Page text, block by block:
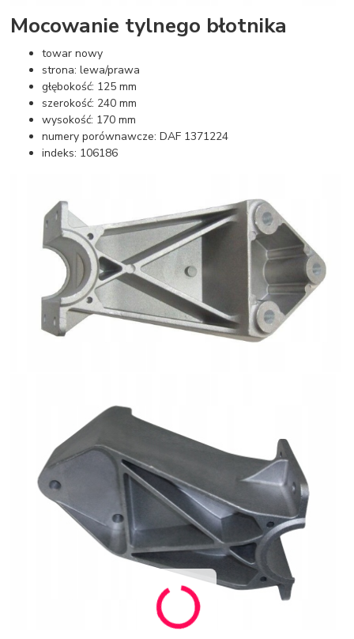
Mocowanie tylnego błotnika
towar nowy
strona: lewa/prawa
głębokość: 125 mm
szerokość: 240 mm
wysokość: 170 mm
numery porównawcze: DAF 1371224
indeks: 106186